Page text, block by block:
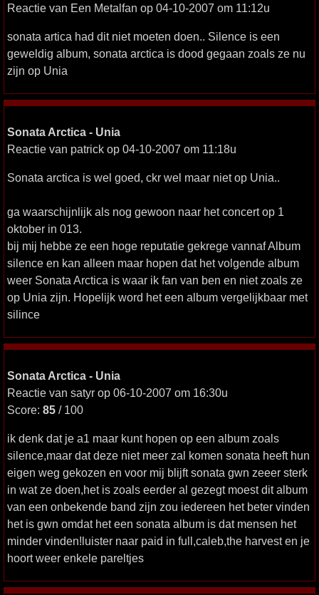
Reactie van Een Metalfan op 04-10-2007 om 11:12u
sonata artica had dit niet moeten doen.. Silence is een
geweldig album, sonata arctica is dood gegaan zoals ze nu
zijn op Unia
Sonata Arctica - Unia
Reactie van patrick op 04-10-2007 om 11:18u
Sonata arctica is wel goed, ckr wel maar niet op Unia..
ga waarschijnlijk als nog gewoon naar het concert op 1
oktober in 013.
bij mij hebbe ze een hoge reputatie gekrege vannaf Album
silence en kan alleen maar hopen dat het volgende album
weer Sonata Arctica is waar ik fan van ben en niet zoals ze
op Unia zijn. Hopelijk word het een album vergelijkbaar met
silince
Sonata Arctica - Unia
Reactie van satyr op 06-10-2007 om 16:30u
Score: 85 / 100
ik denk dat je a1 maar kunt hopen op een album zoals
silence,maar dat deze niet meer zal komen sonata heeft hun
eigen weg gekozen en voor mij blijft sonata gwn zeeer sterk
in wat ze doen,het is zoals eerder al gezegt moest dit album
van een onbekende band zijn zou iedereen het beter vinden
het is gwn omdat het een sonata album is dat mensen het
minder vinden!luister naar paid in full,caleb,the harvest en je
hoort weer enkele pareltjes